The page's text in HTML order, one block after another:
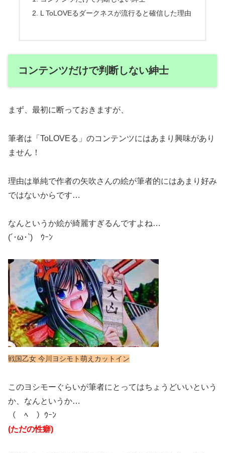
L ToLOVEるダークネスが流行ると確信した理由
コンテンツだけで判断しない紳士
まず、最初に断っておきますが、
筆者は「ToLOVEる」のコンテンツにはあまり興味があり
ません！
理由は単純で作者の矢吹さんの絵が筆者的にはあまり好み
ではないからです…
なんというか絵が綺麗すぎるんですよね…
(´･ω･`)ゞｳｰﾝ
戦国乙女 今川ヨシモト萌えカットイン
このヨシモーぐらいが筆者にとってはちょうどいいという
か、なんというか…
（￣ﾍ￣）ｳｰﾝ
(ただの性癖)